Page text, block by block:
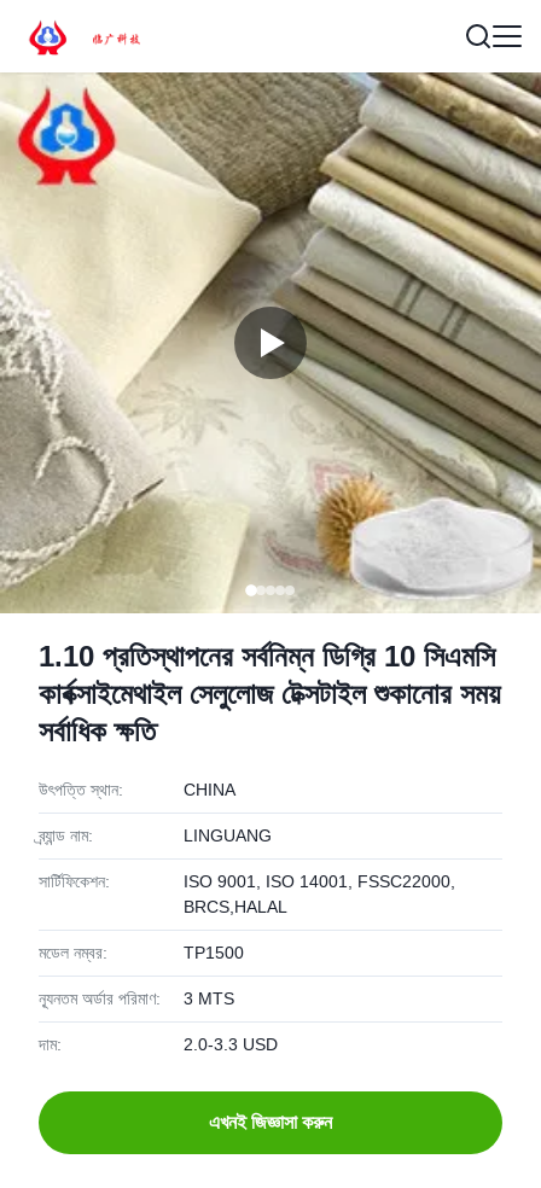
1.10 প্রতিস্থাপনের সর্বনিম্ন ডিগ্রি 10 সিএমসি
কার্বক্সাইমেথাইল সেলুলোজ টেক্সটাইল শুকানোর সময়
সর্বাধিক ক্ষতি
উৎপত্তি স্থান: CHINA
ব্র্যান্ড নাম: LINGUANG
সার্টিফিকেশন:
ISO 9001, ISO 14001, FSSC22000,
BRCS,HALAL
মডেল নম্বর: TP1500
ন্যূনতম অর্ডার পরিমাণ: 3 MTS
দাম: 2.0-3.3 USD
এখনই জিজ্ঞাসা করুন